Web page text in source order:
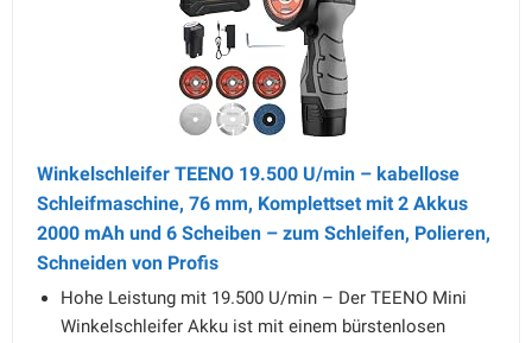
Winkelschleifer TEENO 19.500 U/min – kabellose
Schleifmaschine, 76 mm, Komplettset mit 2 Akkus
2000 mAh und 6 Scheiben – zum Schleifen, Polieren,
Schneiden von Profis
Hohe Leistung mit 19.500 U/min – Der TEENO Mini
Winkelschleifer Akku ist mit einem bürstenlosen